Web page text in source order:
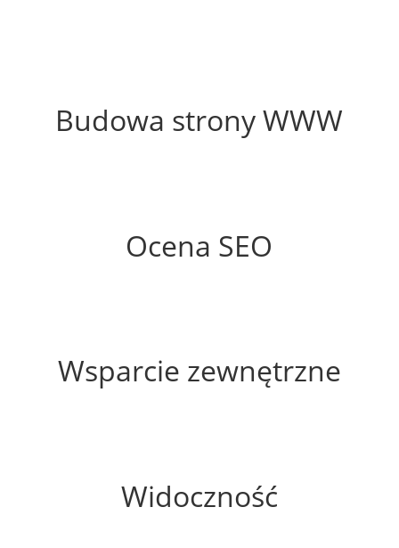
Budowa strony WWW
Ocena SEO
Wsparcie zewnętrzne
Widoczność